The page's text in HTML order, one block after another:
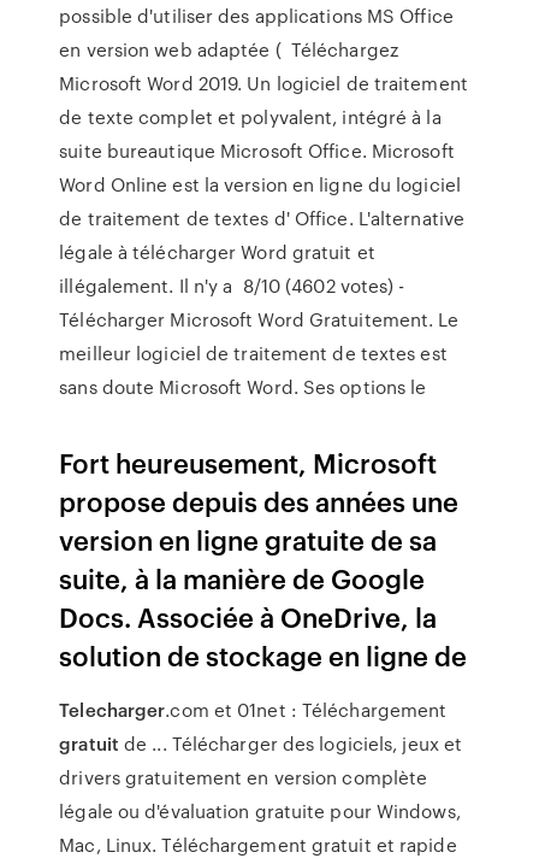
possible d'utiliser des applications MS Office
en version web adaptée ( Téléchargez
Microsoft Word 2019. Un logiciel de traitement
de texte complet et polyvalent, intégré à la
suite bureautique Microsoft Office. Microsoft
Word Online est la version en ligne du logiciel
de traitement de textes d' Office. L'alternative
légale à télécharger Word gratuit et
illégalement. Il n'y a 8/10 (4602 votes) -
Télécharger Microsoft Word Gratuitement. Le
meilleur logiciel de traitement de textes est
sans doute Microsoft Word. Ses options le
Fort heureusement, Microsoft
propose depuis des années une
version en ligne gratuite de sa
suite, à la manière de Google
Docs. Associée à OneDrive, la
solution de stockage en ligne de
Telecharger.com et 01net : Téléchargement
gratuit de ... Télécharger des logiciels, jeux et
drivers gratuitement en version complète
légale ou d'évaluation gratuite pour Windows,
Mac, Linux. Téléchargement gratuit et rapide